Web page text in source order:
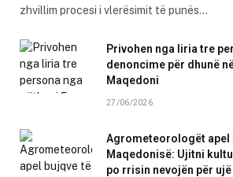
zhvillim procesi i vlerësimit të punës…
Privohen nga liria tre
denoncime për dhunë
Maqedoni
27/06/2026
Agrometeorologët apel
Maqedonisë: Ujitni
po rrisin nevojën për ujë